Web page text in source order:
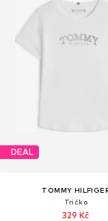
DEAL
TOMMY
Tričko
329 Kč